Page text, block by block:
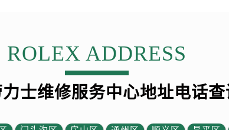
（需提前预约）
（需提前预约）
ROLEX ADDRESS
士维修服务中心地址电话查